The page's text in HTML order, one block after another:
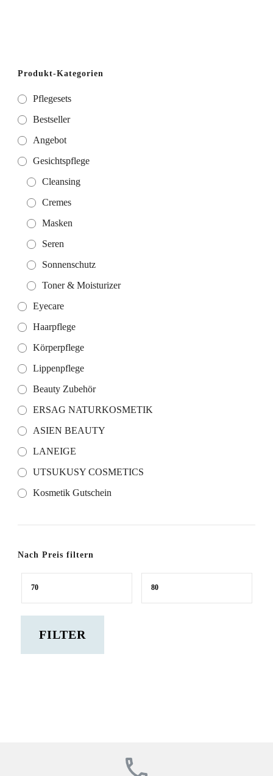
Produkt-Kategorien
Pflegesets
Bestseller
Angebot
Gesichtspflege
Cleansing
Cremes
Masken
Seren
Sonnenschutz
Toner & Moisturizer
Eyecare
Haarpflege
Körperpflege
Lippenpflege
Beauty Zubehör
ERSAG NATURKOSMETIK
ASIEN BEAUTY
LANEIGE
UTSUKUSY COSMETICS
Kosmetik Gutschein
Nach Preis filtern
Min. Max.
FILTER